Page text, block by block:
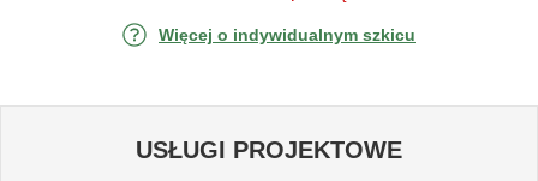
Więcej o indywidualnym szkicu
USŁUGI PROJEKTOWE